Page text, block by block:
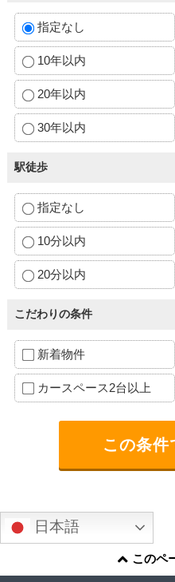
指定なし
10年以内
20年以内
30年以内
駅徒歩
指定なし
10分以内
20分以内
こだわりの条件
新着物件
カースペース2台以上
日本語
このペ